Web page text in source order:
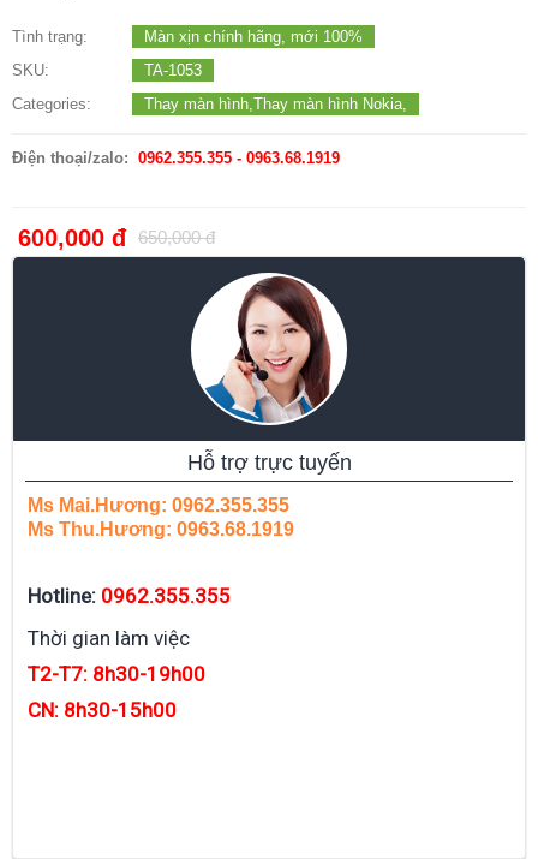
Tình trạng:
Màn xịn chính hãng, mới 100%
SKU:
TA-1053
Categories:
Thay màn hình,Thay màn hình Nokia,
Điện thoại/zalo: 0962.355.355 - 0963.68.1919
600,000 đ 650,000 đ
Hỗ trợ trực tuyến
Ms Mai.Hương: 0962.355.355
Ms Thu.Hương: 0963.68.1919
Hotline: 0962.355.355
Thời gian làm việc
T2-T7: 8h30-19h00
CN: 8h30-15h00